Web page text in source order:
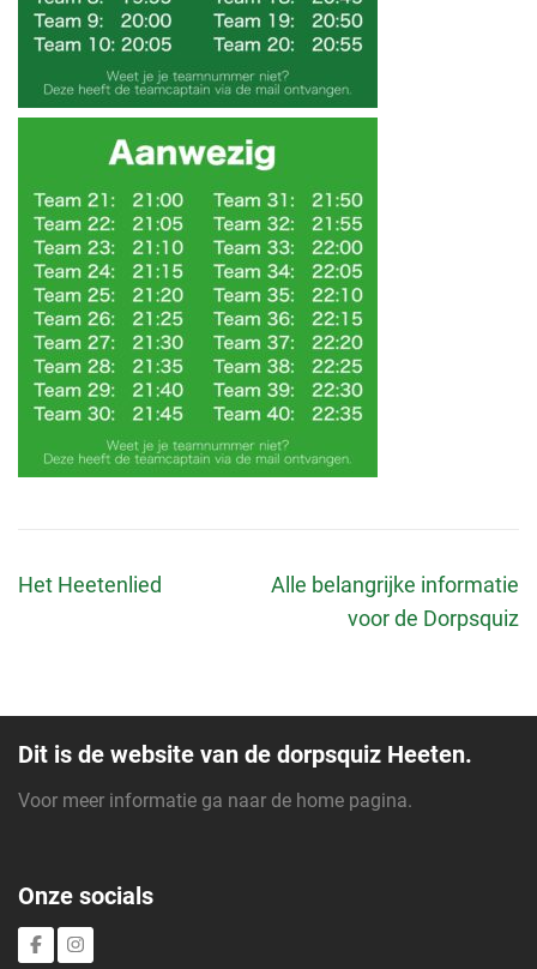
Bericht
Het Heetenlied
Alle belangrijke informatie
voor de Dorpsquiz
Dit is de website van de dorpsquiz Heeten.
Voor meer informatie ga naar de home pagina.
Onze socials